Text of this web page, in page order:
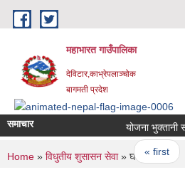
Skip to main content
महाभारत गाउँपालिका
देविटार,काभ्रेपलाञ्चोक
बागमती प्रदेश
समाचार योजना भुक्तानी
Pages
« first
You are here
Home » विधुतीय शुसासन सेवा» घटना दर्ता